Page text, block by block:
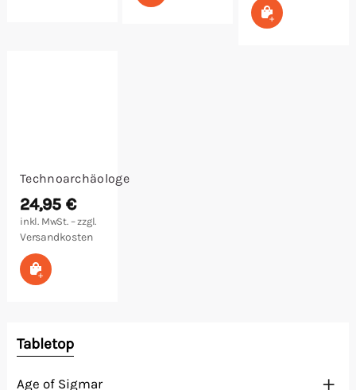
In den
Technoarchäologe
24,95 €
inkl. MwSt. – zzgl.
Versandkosten
In den Warenkorb
Tabletop
Age of Sigmar